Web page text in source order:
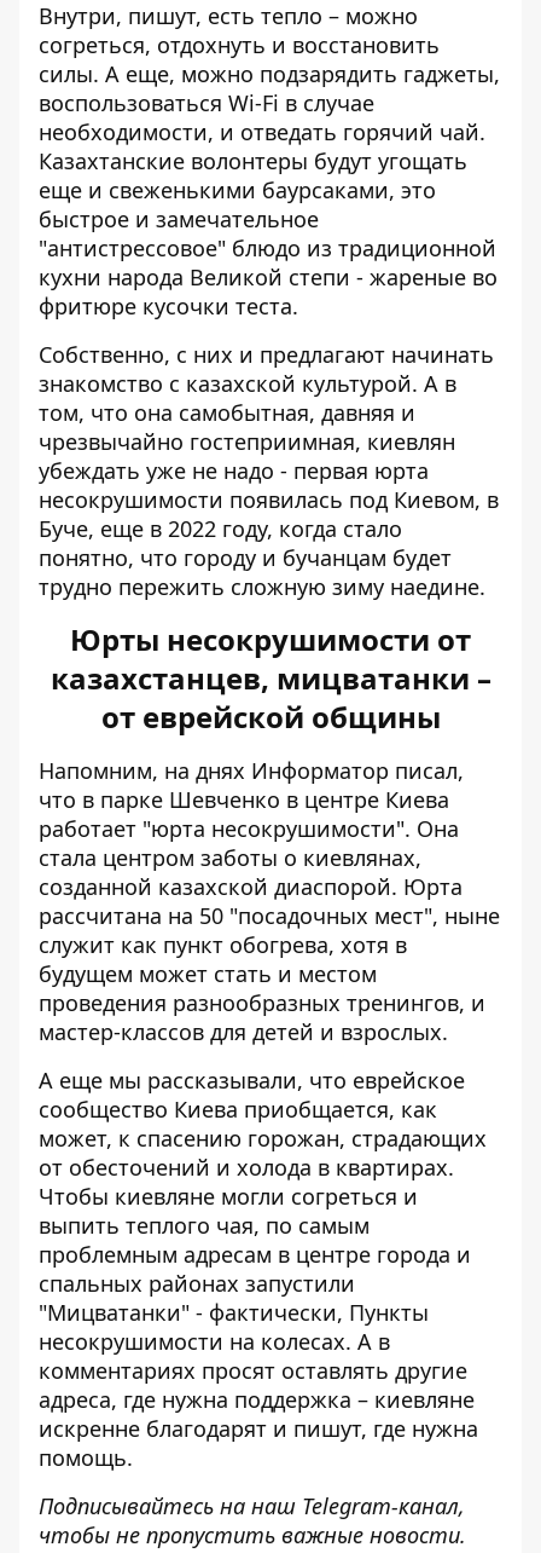
Внутри, пишут, есть тепло – можно
согреться, отдохнуть и восстановить
силы. А еще, можно подзарядить гаджеты,
воспользоваться Wi-Fi в случае
необходимости, и отведать горячий чай.
Казахтанские волонтеры будут угощать
еще и свеженькими баурсаками, это
быстрое и замечательное
"антистрессовое" блюдо из традиционной
кухни народа Великой степи - жареные во
фритюре кусочки теста.
Собственно, с них и предлагают начинать
знакомство с казахской культурой. А в
том, что она самобытная, давняя и
чрезвычайно гостеприимная, киевлян
убеждать уже не надо - первая юрта
несокрушимости появилась под Киевом, в
Буче, еще в 2022 году, когда стало
понятно, что городу и бучанцам будет
трудно пережить сложную зиму наедине.
Юрты несокрушимости от
казахстанцев, мицватанки –
от еврейской общины
Напомним, на днях Информатор писал,
что в парке Шевченко в центре Киева
работает "юрта несокрушимости". Она
стала центром заботы о киевлянах,
созданной казахской диаспорой. Юрта
рассчитана на 50 "посадочных мест", ныне
служит как пункт обогрева, хотя в
будущем может стать и местом
проведения разнообразных тренингов, и
мастер-классов для детей и взрослых.
А еще мы рассказывали, что еврейское
сообщество Киева приобщается, как
может, к спасению горожан, страдающих
от обесточений и холода в квартирах.
Чтобы киевляне могли согреться и
выпить теплого чая, по самым
проблемным адресам в центре города и
спальных районах запустили
"Мицватанки" - фактически, Пункты
несокрушимости на колесах. А в
комментариях просят оставлять другие
адреса, где нужна поддержка – киевляне
искренне благодарят и пишут, где нужна
помощь.
Подписывайтесь на наш Telegram-канал,
чтобы не пропустить важные новости.